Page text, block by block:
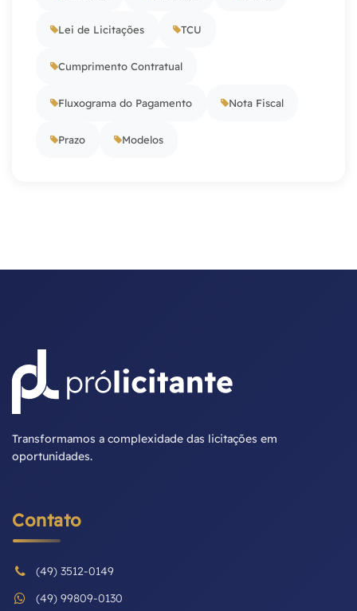
Lei de Licitações TCU
Cumprimento Contratual
Fluxograma do Pagamento Nota Fiscal
Prazo Modelos
Transformamos a complexidade das licitações em
oportunidades.
Contato
(49) 3512-0149
(49) 99809-0130